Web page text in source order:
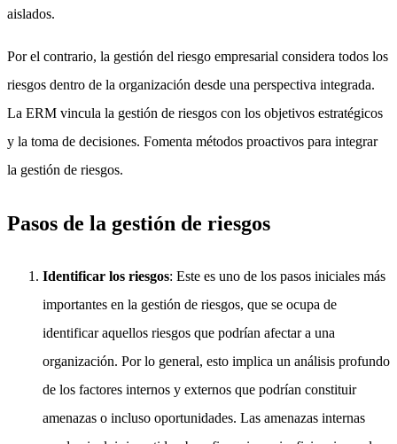
aislados.
Por el contrario, la gestión del riesgo empresarial considera todos los
riesgos dentro de la organización desde una perspectiva integrada.
La ERM vincula la gestión de riesgos con los objetivos estratégicos
y la toma de decisiones. Fomenta métodos proactivos para integrar
la gestión de riesgos.
Pasos de la gestión de riesgos
Identificar los riesgos: Este es uno de los pasos iniciales más
importantes en la gestión de riesgos, que se ocupa de
identificar aquellos riesgos que podrían afectar a una
organización. Por lo general, esto implica un análisis profundo
de los factores internos y externos que podrían constituir
amenazas o incluso oportunidades. Las amenazas internas